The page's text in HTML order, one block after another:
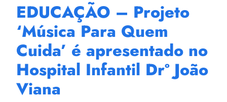
EDUCAÇÃO – Projeto
‘Música Para Quem
Cuida’ é apresentado no
Hospital Infantil Drº João
Viana